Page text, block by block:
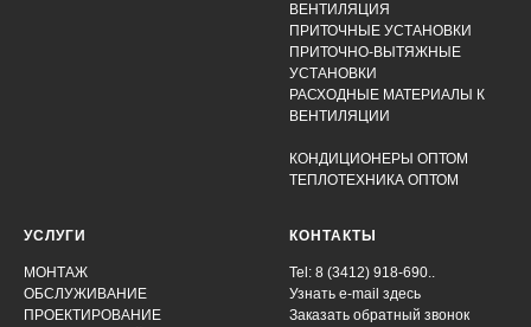
ВЕНТИЛЯЦИЯ
ПРИТОЧНЫЕ УСТАНОВКИ
ПРИТОЧНО-ВЫТЯЖНЫЕ
УСТАНОВКИ
РАСХОДНЫЕ МАТЕРИАЛЫ К
ВЕНТИЛЯЦИИ
КОНДИЦИОНЕРЫ ОПТОМ
ТЕПЛОТЕХНИКА ОПТОМ
УСЛУГИ
МОНТАЖ
ОБСЛУЖИВАНИЕ
ПРОЕКТИРОВАНИЕ
КОНТАКТЫ
Tel: 8 (3412) 918-690..
Узнать e-mail здесь
Заказать обратный звонок